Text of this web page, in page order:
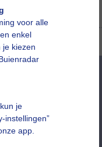
voor alle
enkel
je kiezen
je
instellingen”
app.
Een moment geduld aub...